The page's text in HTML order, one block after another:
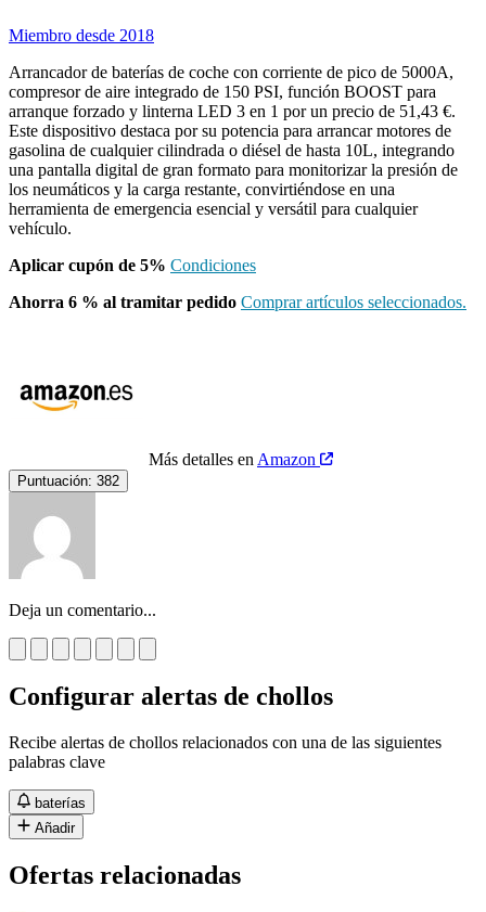
Miembro desde 2018
Arrancador de baterías de coche con corriente de pico de 5000A,
compresor de aire integrado de 150 PSI, función BOOST para
arranque forzado y linterna LED 3 en 1 por un precio de 51,43 €.
Este dispositivo destaca por su potencia para arrancar motores de
gasolina de cualquier cilindrada o diésel de hasta 10L, integrando
una pantalla digital de gran formato para monitorizar la presión de
los neumáticos y la carga restante, convirtiéndose en una
herramienta de emergencia esencial y versátil para cualquier
vehículo.
Aplicar cupón de 5% Condiciones
Ahorra 6 % al tramitar pedido Comprar artículos seleccionados.
Más detalles en Amazon
Puntuación: 382
Deja un comentario...
Configurar alertas de chollos
Recibe alertas de chollos relacionados con una de las siguientes
palabras clave
baterías
Añadir
Ofertas relacionadas